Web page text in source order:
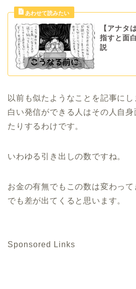
【アナタ
指すと面
説
以前も似たようなことを記事に
白い発信ができる人はその人自
たりするわけです。
いわゆる引き出しの数ですね。
お金の有無でもこの数は変わっ
でも差が出てくると思います。
Sponsored Links